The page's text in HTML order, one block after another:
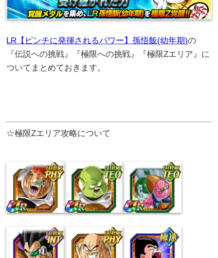
LR【ピンチに発揮されるパワー】孫悟飯(幼年期)の
『伝説への挑戦』『極限への挑戦』『極限Zエリア』に
ついてまとめておきます。
☆極限Zエリア攻略について